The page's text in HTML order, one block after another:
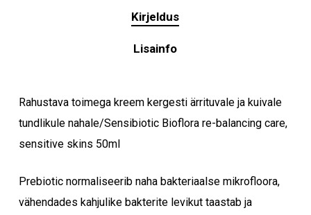
Kirjeldus
Lisainfo
Rahustava toimega kreem kergesti ärrituvale ja kuivale
tundlikule nahale/Sensibiotic Bioflora re-balancing care,
sensitive skins 50ml
Prebiotic normaliseerib naha bakteriaalse mikrofloora,
vähendades kahjulike bakterite levikut taastab ja